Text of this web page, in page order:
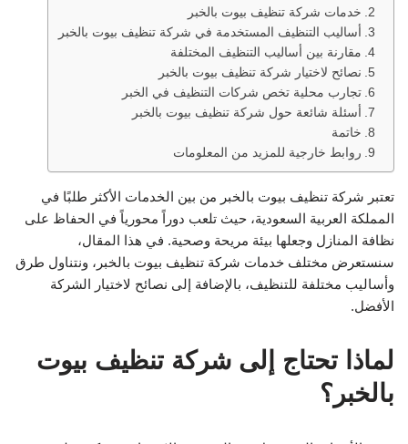
خدمات شركة تنظيف بيوت بالخبر
أساليب التنظيف المستخدمة في شركة تنظيف بيوت بالخبر
مقارنة بين أساليب التنظيف المختلفة
نصائح لاختيار شركة تنظيف بيوت بالخبر
تجارب محلية تخص شركات التنظيف في الخبر
أسئلة شائعة حول شركة تنظيف بيوت بالخبر
خاتمة
روابط خارجية للمزيد من المعلومات
تعتبر شركة تنظيف بيوت بالخبر من بين الخدمات الأكثر طلبًا في
المملكة العربية السعودية، حيث تلعب دوراً محورياً في الحفاظ على
نظافة المنازل وجعلها بيئة مريحة وصحية. في هذا المقال،
سنستعرض مختلف خدمات شركة تنظيف بيوت بالخبر، ونتناول طرق
وأساليب مختلفة للتنظيف، بالإضافة إلى نصائح لاختيار الشركة
الأفضل.
لماذا تحتاج إلى شركة تنظيف بيوت
بالخبر؟